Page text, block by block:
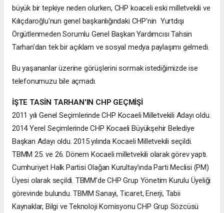
büyük bir tepkiye neden olurken, CHP koaceli eski milletvekili ve
Kılıçdaroğlu'nun genel başkanlığındaki CHP'nin Yurtdışı
Örgütlenmeden Sorumlu Genel Başkan Yardımcısı Tahsin
Tarhan'dan tek bir açıklam ve sosyal medya paylaşımı gelmedi.
Bu yaşananlar üzerine görüşlerini sormak istediğimizde ise
telefonumuzu bile açmadı.
İŞTE TASİN TARHAN'IN CHP GEÇMİŞİ
2011 yılı Genel Seçimlerinde CHP Kocaeli Milletvekili Adayı oldu.
2014 Yerel Seçimlerinde CHP Kocaeli Büyükşehir Belediye
Başkan Adayı oldu. 2015 yılında Kocaeli Milletvekili seçildi.
TBMM 25. ve 26. Dönem Kocaeli milletvekili olarak görev yaptı.
Cumhuriyet Halk Partisi Olağan Kurultay’ında Parti Meclisi (PM)
Üyesi olarak seçildi. TBMM’de CHP Grup Yönetim Kurulu Üyeliği
görevinde bulundu. TBMM Sanayi, Ticaret, Enerji, Tabii
Kaynaklar, Bilgi ve Teknoloji Komisyonu CHP Grup Sözcüsü